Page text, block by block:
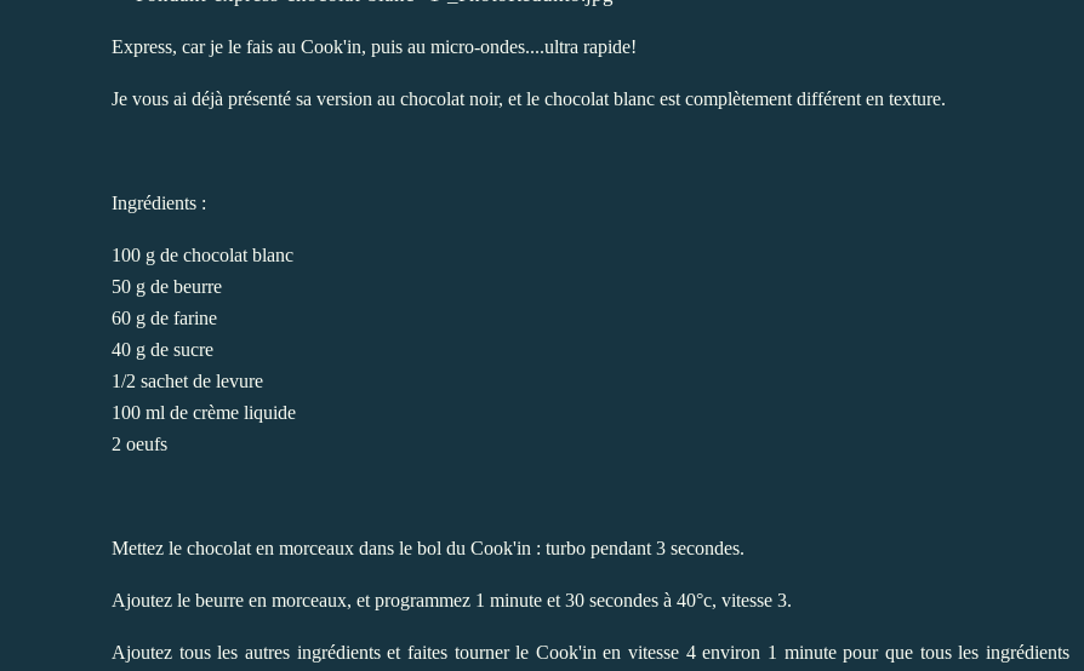
Express, car je le fais au Cook'in, puis au micro-ondes....ultra rapide!
Je vous ai déjà présenté sa version au chocolat noir, et le chocolat blanc est complètement différent en texture.
Ingrédients :
100 g de chocolat blanc
50 g de beurre
60 g de farine
40 g de sucre
1/2 sachet de levure
100 ml de crème liquide
2 oeufs
Mettez le chocolat en morceaux dans le bol du Cook'in : turbo pendant 3 secondes.
Ajoutez le beurre en morceaux, et programmez 1 minute et 30 secondes à 40°c, vitesse 3.
Ajoutez tous les autres ingrédients et faites tourner le Cook'in en vitesse 4 environ 1 minute pour que tous les ingrédients